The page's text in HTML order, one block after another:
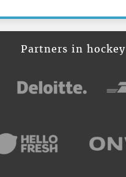
Partners in hockey